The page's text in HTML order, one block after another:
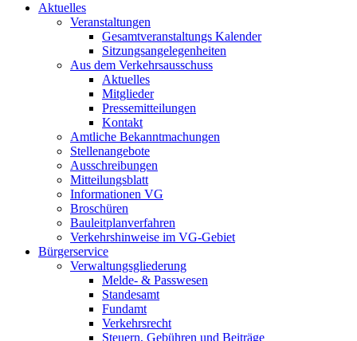
Aktuelles
Veranstaltungen
Gesamtveranstaltungs Kalender
Sitzungsangelegenheiten
Aus dem Verkehrsausschuss
Aktuelles
Mitglieder
Pressemitteilungen
Kontakt
Amtliche Bekanntmachungen
Stellenangebote
Ausschreibungen
Mitteilungsblatt
Informationen VG
Broschüren
Bauleitplanverfahren
Verkehrshinweise im VG-Gebiet
Bürgerservice
Verwaltungsgliederung
Melde- & Passwesen
Standesamt
Fundamt
Verkehrsrecht
Steuern, Gebühren und Beiträge